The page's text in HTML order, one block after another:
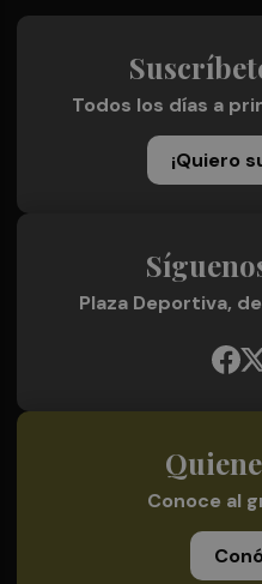
Todos los días a
¡Quiero
Plaza Deportiva,
Conoce al